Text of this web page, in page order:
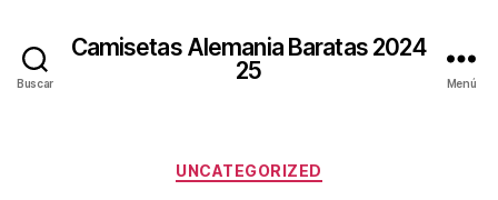
Buscar
Camisetas Alemania Baratas 2024
25
Menú
Categorías
UNCATEGORIZED